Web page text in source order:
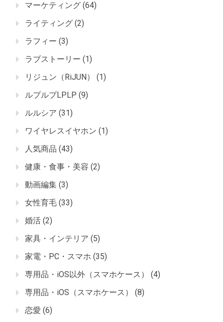
マーケティング (64)
ライティング (2)
ラフィー (3)
ラブストーリー (1)
リジュン（RiJUN）
(1)
ルプルプLPLP (9)
ルルシア (31)
ワイヤレスイヤホン (1)
人気商品 (43)
健康・食事・美容 (2)
動画編集 (3)
女性育毛 (33)
婚活 (2)
家具・インテリア (5)
家電・PC・スマホ (35)
専用品・iOS以外（スマホケース）
(4)
専用品・iOS（スマホケース）
(8)
恋愛 (6)